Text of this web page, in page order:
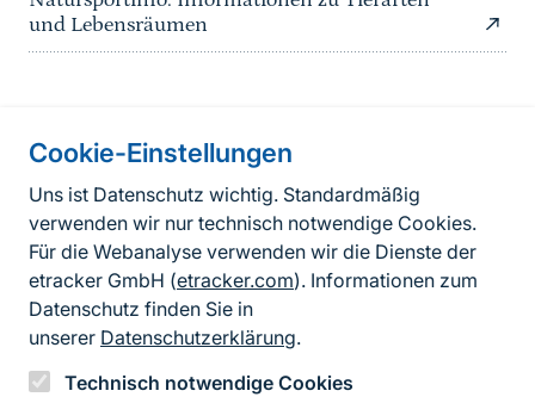
Cookie-Einstellungen
Uns ist Datenschutz wichtig. Standardmäßig
verwenden wir nur technisch notwendige Cookies.
Für die Webanalyse verwenden wir die Dienste der
etracker GmbH (etracker.com). Informationen zum
Datenschutz finden Sie in
unserer Datenschutzerklärung.
Technisch notwendige Cookies
und Lebensräumen
Informationen zur Seite
FußzeileKontakt zum BfN
Kontaktformular
Erklärung zur Barrierefreiheit
Impressum